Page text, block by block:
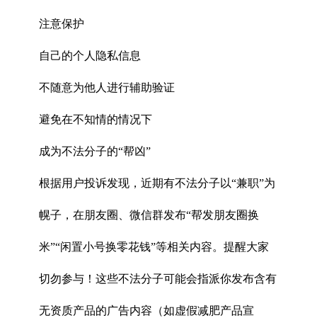
注意保护
自己的个人隐私信息
不随意为他人进行辅助验证
避免在不知情的情况下
成为不法分子的“帮凶”
根据用户投诉发现，近期有不法分子以“兼职”为
幌子，在朋友圈、微信群发布“帮发朋友圈换
米”“闲置小号换零花钱”等相关内容。提醒大家
切勿参与！这些不法分子可能会指派你发布含有
无资质产品的广告内容（如虚假减肥产品宣